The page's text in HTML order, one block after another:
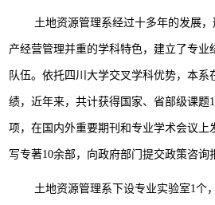
土地资源管理系经过十多年的发展
产经营管理并重的学科特色，建立了专业
队伍。依托四川大学交叉学科优势，本系
绩，近年来，共计获得国家、省部级课题
项，在国内外重要期刊和专业学术会议上
写专著10余部，向政府部门提交政策咨询
土地资源管理系下设专业实验室1个